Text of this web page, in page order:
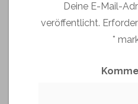
Deine E-Mail-
veröffentlicht.
*